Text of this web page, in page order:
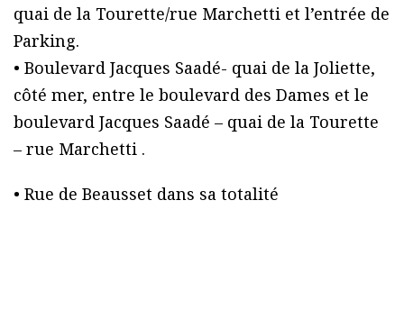
quai de la Tourette/rue Marchetti et l’entrée de
Parking.
• Boulevard Jacques Saadé- quai de la Joliette,
côté mer, entre le boulevard des Dames et le
boulevard Jacques Saadé – quai de la Tourette
– rue Marchetti .
• Rue de Beausset dans sa totalité